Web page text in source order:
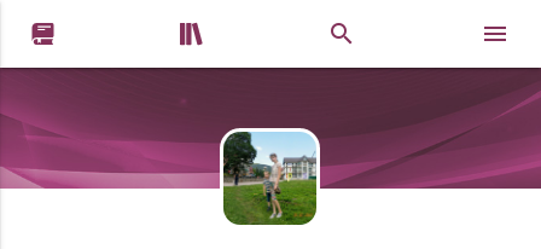
 